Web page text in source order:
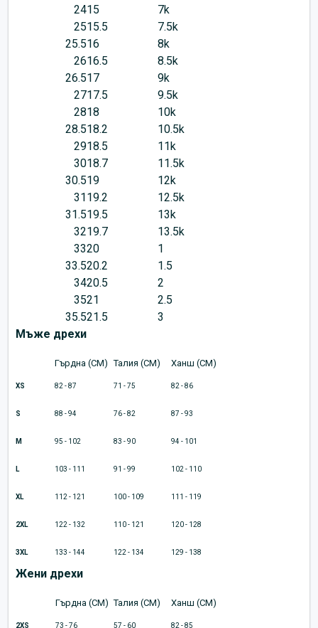
2415
7k
2515.5
7.5k
25.516
8k
2616.5
8.5k
26.517
9k
2717.5
9.5k
2818
10k
28.518.2
10.5k
2918.5
11k
3018.7
11.5k
30.519
12k
3119.2
12.5k
31.519.5
13k
3219.7
13.5k
3320
1
33.520.2
1.5
3420.5
2
3521
2.5
35.521.5
3
Мъже дрехи
Гърдна (CM) Талия (CM) Ханш (CM)
XS 82 - 87 71 - 75 82 - 86
S 88 - 94 76 - 82 87 - 93
M 95 - 102 83 - 90 94 - 101
L 103 - 111 91 - 99 102 - 110
XL 112 - 121 100 - 109 111 - 119
2XL 122 - 132 110 - 121 120 - 128
3XL 133 - 144 122 - 134 129 - 138
Жени дрехи
Гърдна (CM) Талия (CM) Ханш (CM)
2XS 73 - 76 57 - 60 82 - 85